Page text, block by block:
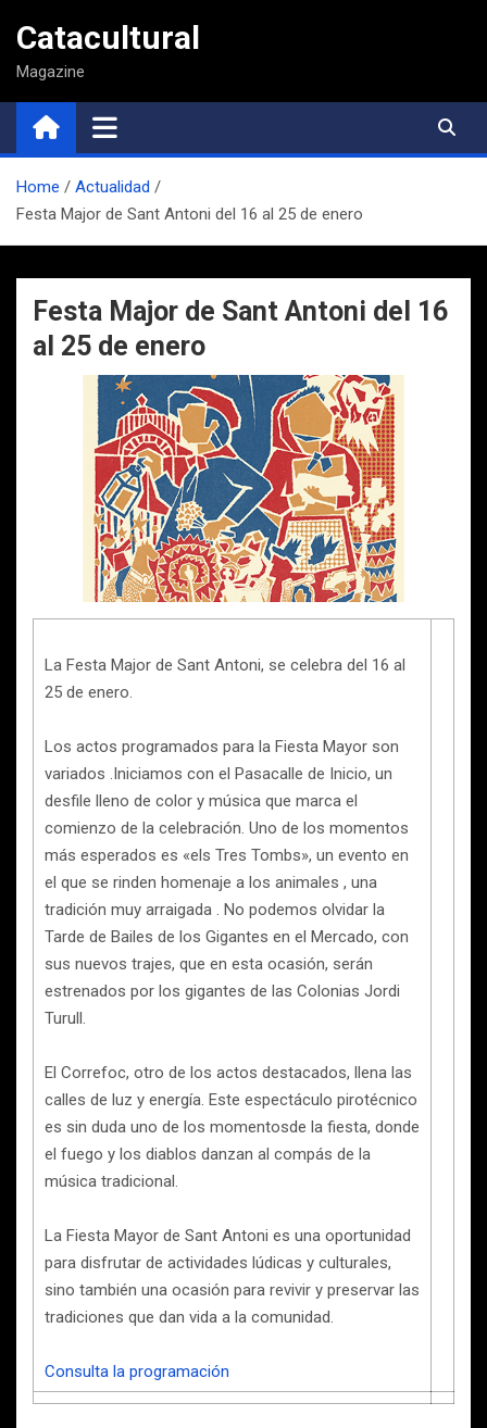
contenido
Catacultural
Magazine
Home
Actualidad
Festa Major de Sant Antoni del 16 al 25 de enero
Festa Major de Sant Antoni del 16
al 25 de enero
La Festa Major de Sant Antoni, se celebra del 16 al
25 de enero.
Los actos programados para la Fiesta Mayor son
variados .Iniciamos con el Pasacalle de Inicio, un
desfile lleno de color y música que marca el
comienzo de la celebración. Uno de los momentos
más esperados es «els Tres Tombs», un evento en
el que se rinden homenaje a los animales , una
tradición muy arraigada . No podemos olvidar la
Tarde de Bailes de los Gigantes en el Mercado, con
sus nuevos trajes, que en esta ocasión, serán
estrenados por los gigantes de las Colonias Jordi
Turull.
El Correfoc, otro de los actos destacados, llena las
calles de luz y energía. Este espectáculo pirotécnico
es sin duda uno de los momentosde la fiesta, donde
el fuego y los diablos danzan al compás de la
música tradicional.
La Fiesta Mayor de Sant Antoni es una oportunidad
para disfrutar de actividades lúdicas y culturales,
sino también una ocasión para revivir y preservar las
tradiciones que dan vida a la comunidad.
Consulta la programación